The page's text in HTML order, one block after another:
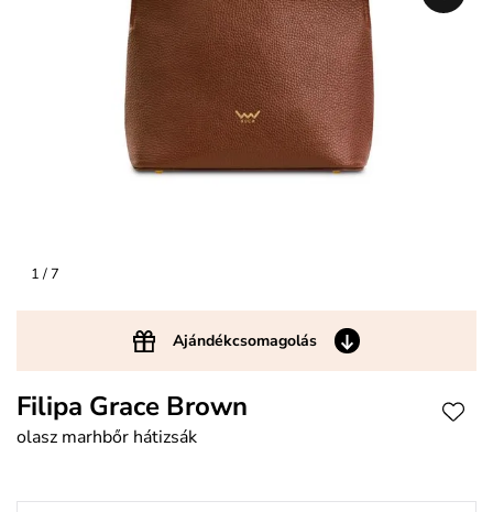
1/ 7
Ajándékcsomagolás
Filipa Grace Brown
olasz marhbőr hátizsák